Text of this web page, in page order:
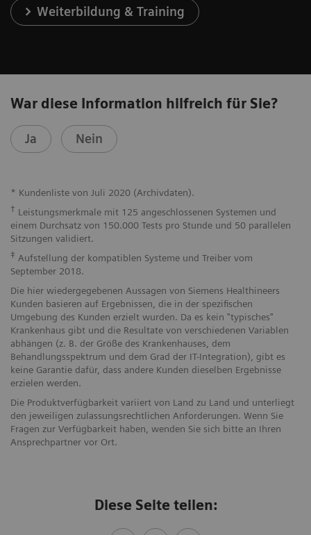
Weiterbildung & Training
War diese Information hilfreich für Sie?
Ja Nein
* Kundenliste von Juli 2020 (Archivdaten).
† Leistungsmerkmale mit 125 angeschlossenen Systemen und
einem Durchsatz von 150.000 Tests pro Stunde und 50 parallelen
Sitzungen validiert.
‡ Aufstellung der kompatiblen Systeme und Treiber vom
September 2018.
Die hier wiedergegebenen Aussagen von Siemens Healthineers
Kunden basieren auf Ergebnissen, die in der spezifischen
Umgebung des Kunden erzielt wurden. Da es kein "typisches"
Krankenhaus gibt und die Resultate von verschiedenen Variablen
abhängen (z. B. der Größe des Krankenhauses, dem
Behandlungsspektrum und dem Grad der IT-Integration), gibt es
keine Garantie dafür, dass andere Kunden dieselben Ergebnisse
erzielen werden.
Die Produktverfügbarkeit variiert von Land zu Land und unterliegt
den jeweiligen zulassungsrechtlichen Anforderungen. Wenn Sie
Fragen zur Verfügbarkeit haben, wenden Sie sich bitte an Ihren
Ansprechpartner vor Ort.
Diese Seite teilen: